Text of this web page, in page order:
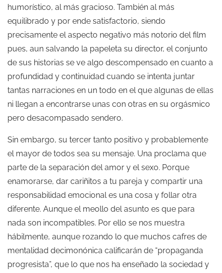
humorístico, al más gracioso. También al más
equilibrado y por ende satisfactorio, siendo
precisamente el aspecto negativo más notorio del film
pues, aun salvando la papeleta su director, el conjunto
de sus historias se ve algo descompensado en cuanto a
profundidad y continuidad cuando se intenta juntar
tantas narraciones en un todo en el que algunas de ellas
ni llegan a encontrarse unas con otras en su orgásmico
pero desacompasado sendero.
Sin embargo, su tercer tanto positivo y probablemente
el mayor de todos sea su mensaje. Una proclama que
parte de la separación del amor y el sexo. Porque
enamorarse, dar cariñitos a tu pareja y compartir una
responsabilidad emocional es una cosa y follar otra
diferente. Aunque el meollo del asunto es que para
nada son incompatibles. Por ello se nos muestra
hábilmente, aunque rozando lo que muchos cafres de
mentalidad decimonónica calificarán de “propaganda
progresista”, que lo que nos ha enseñado la sociedad y